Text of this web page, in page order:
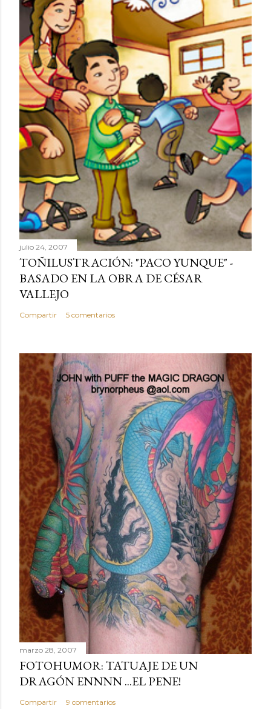
julio 24, 2007
TOÑILUSTRACIÓN: "PACO YUNQUE" -
BASADO EN LA OBRA DE CÉSAR
VALLEJO
Compartir 5 comentarios
marzo 28, 2007
FOTOHUMOR: TATUAJE DE UN
DRAGÓN ENNNN ...EL PENE!
Compartir 9 comentarios